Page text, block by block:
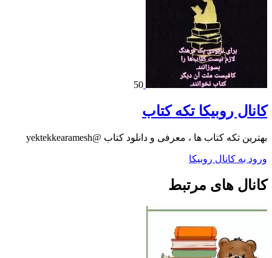
50
کانال روبیکا تکه کتاب
بهترین تکه کتاب ها ، معرفی و دانلود کتاب @yektekkearamesh
ورود به کانال روبیکا
کانال های مرتبط